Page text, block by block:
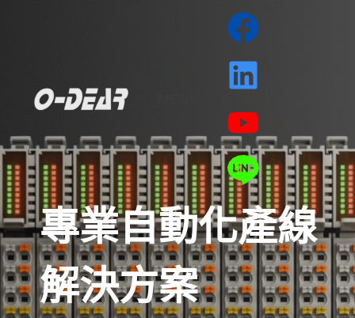
容
專業自動化產線
解決方案